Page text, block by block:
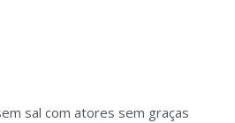
sal com atores sem graças